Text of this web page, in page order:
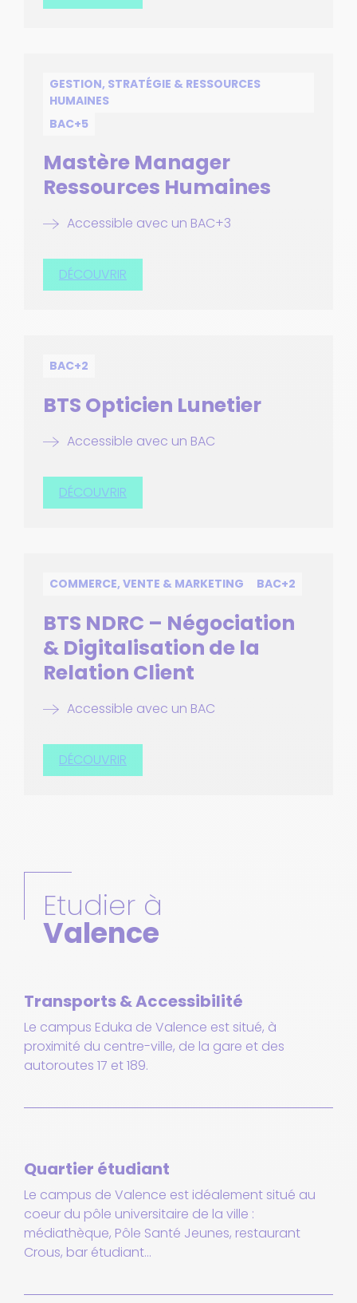
GESTION, STRATÉGIE & RESSOURCES
HUMAINES
BAC+5
Mastère Manager
Ressources Humaines
Accessible avec un BAC+3
DÉCOUVRIR
BAC+2
BTS Opticien Lunetier
Accessible avec un BAC
DÉCOUVRIR
COMMERCE, VENTE & MARKETING BAC+2
BTS NDRC – Négociation
& Digitalisation de la
Relation Client
Accessible avec un BAC
DÉCOUVRIR
Etudier à
Valence
Transports & Accessibilité
Le campus Eduka de Valence est situé, à
proximité du centre-ville, de la gare et des
autoroutes 17 et 189.
Quartier étudiant
Le campus de Valence est idéalement situé au
coeur du pôle universitaire de la ville :
médiathèque, Pôle Santé Jeunes, restaurant
Crous, bar étudiant…